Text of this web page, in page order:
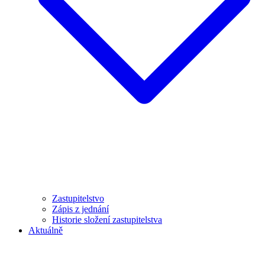
Zastupitelstvo
Zápis z jednání
Historie složení zastupitelstva
Aktuálně